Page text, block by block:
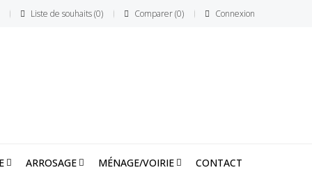
Liste de souhaits 0 Comparer 0 Connexion
ARROSAGE MÉNAGE/VOIRIE CONTACT